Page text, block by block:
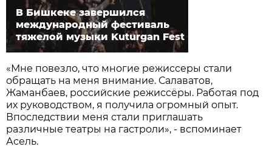
В Бишкеке завершился
международный фестиваль
тяжелой музыки Kuturgan Fest
«Мне повезло, что многие режиссеры стали
обращать на меня внимание. Салаватов,
Жаманбаев, российские режиссёры. Работая под
их руководством, я получила огромный опыт.
Впоследствии меня стали приглашать
различные театры на гастроли», - вспоминает
Асель.